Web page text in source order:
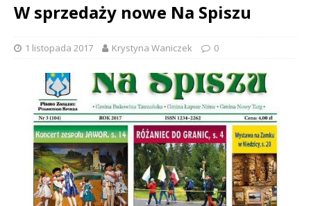
W sprzedaży nowe Na Spiszu
1 listopada 2017 Krystyna Waniczek 0